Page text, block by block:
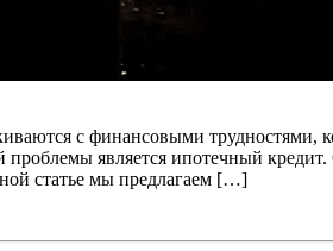
с финансовыми трудностями,
является ипотечный
статье мы предлагаем […]